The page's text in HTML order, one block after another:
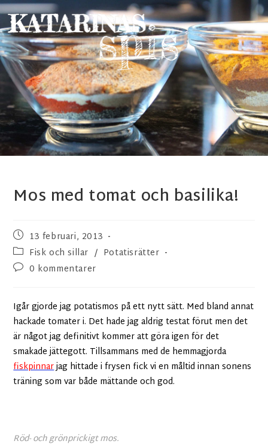
Mos med tomat och basilika!
13 februari, 2013
Fisk och sillar / Potatisrätter
0 kommentarer
Igår gjorde jag potatismos på ett nytt sätt. Med bland annat
hackade tomater i. Det hade jag aldrig testat förut men det
är något jag definitivt kommer att göra igen för det
smakade jättegott. Tillsammans med de hemmagjorda
fiskpinnarjag hittade i frysen fick vi en måltid innan sonens
träning som var både mättande och god.
Röd- och grönprickigt mos.